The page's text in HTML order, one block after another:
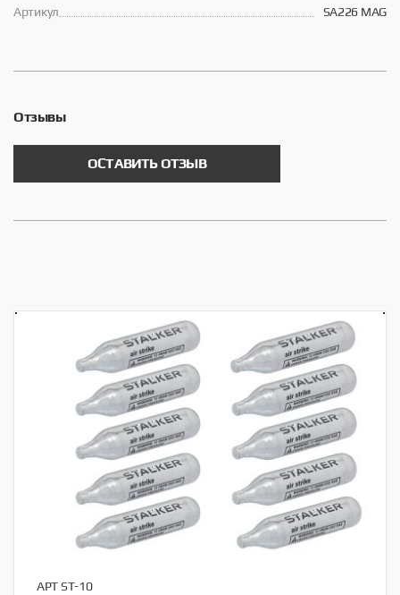
Артикул SA226 MAG
Отзывы
ОСТАВИТЬ ОТЗЫВ
АРТ ST-10